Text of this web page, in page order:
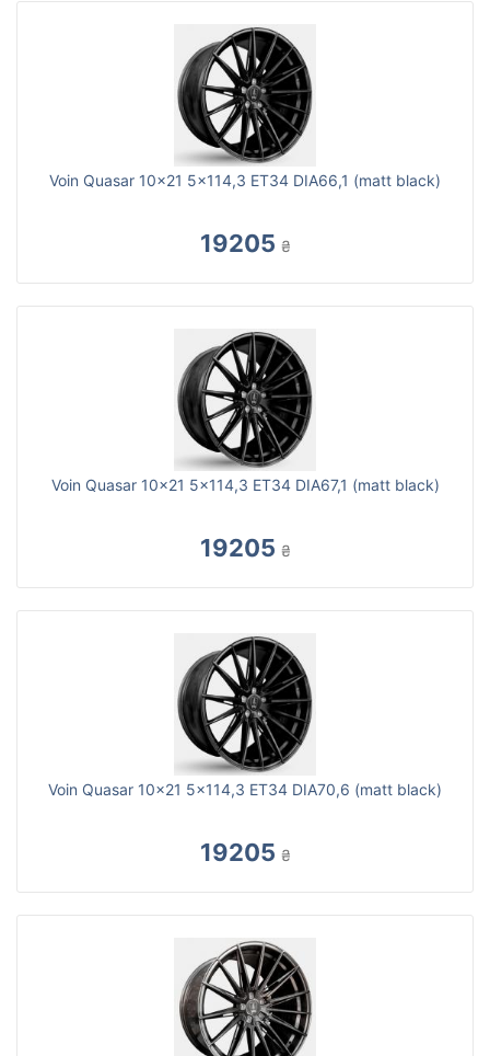
Voin Quasar 10x21 5x114,3 ET34 DIA66,1 (matt black)
19205 ₴
Voin Quasar 10x21 5x114,3 ET34 DIA67,1 (matt black)
19205 ₴
Voin Quasar 10x21 5x114,3 ET34 DIA70,6 (matt black)
19205 ₴